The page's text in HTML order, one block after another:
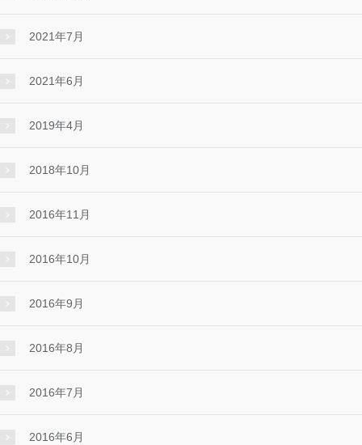
2021年7月
2021年6月
2019年4月
2018年10月
2016年11月
2016年10月
2016年9月
2016年8月
2016年7月
2016年6月